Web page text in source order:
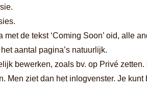
de tekst ‘Coming Soon’ oid, alle
aantal pagina’s natuurlijk.
bewerken, zoals bv. op Privé
Men ziet dan het inlogvenster. Je